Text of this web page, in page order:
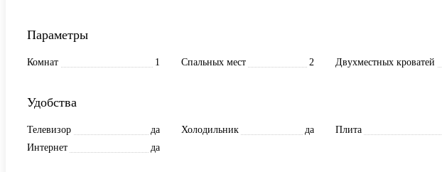
Параметры
Комнат 1 Спальных мест 2 Двухместных кроватей
Удобства
Телевизор да Холодильник да Плита
Интернет
да